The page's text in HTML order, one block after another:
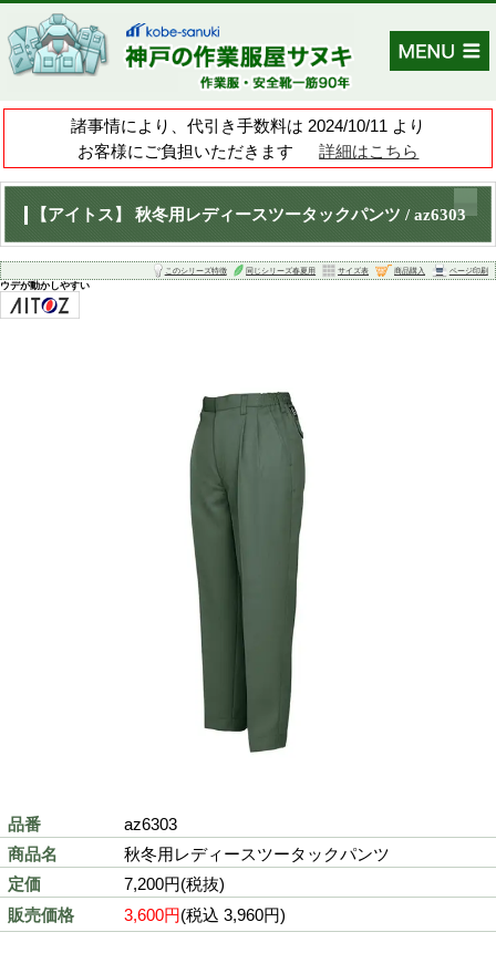
諸事情により、代引き手数料は
お客様にご負担いただきます
このシリーズ特徴